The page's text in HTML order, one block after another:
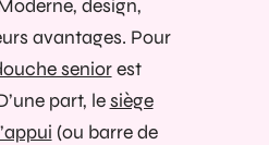
design,
avantages. Pour
seniorest
part, lesiège
(ou barre de